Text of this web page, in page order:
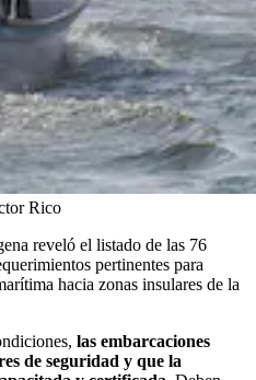
Rico
reveló el listado de las 76
pertinentes para
hacia zonas insulares de la
las embarcaciones
de seguridad y que la